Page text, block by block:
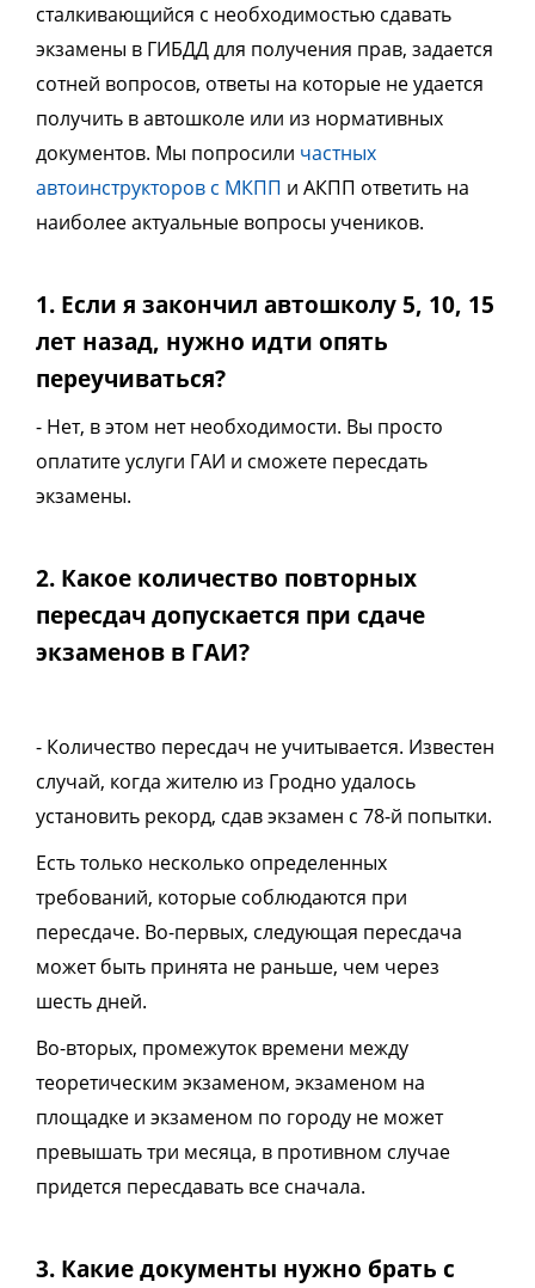
сталкивающийся с необходимостью сдавать
экзамены в ГИБДД для получения прав, задается
сотней вопросов, ответы на которые не удается
получить в автошколе или из нормативных
документов. Мы попросили частных
автоинструкторов с МКПП и АКПП ответить на
наиболее актуальные вопросы учеников.
1. Если я закончил автошколу 5, 10, 15
лет назад, нужно идти опять
переучиваться?
- Нет, в этом нет необходимости. Вы просто
оплатите услуги ГАИ и сможете пересдать
экзамены.
2. Какое количество повторных
пересдач допускается при сдаче
экзаменов в ГАИ?
- Количество пересдач не учитывается. Известен
случай, когда жителю из Гродно удалось
установить рекорд, сдав экзамен с 78-й попытки.
Есть только несколько определенных
требований, которые соблюдаются при
пересдаче. Во-первых, следующая пересдача
может быть принята не раньше, чем через
шесть дней.
Во-вторых, промежуток времени между
теоретическим экзаменом, экзаменом на
площадке и экзаменом по городу не может
превышать три месяца, в противном случае
придется пересдавать все сначала.
3. Какие документы нужно брать с